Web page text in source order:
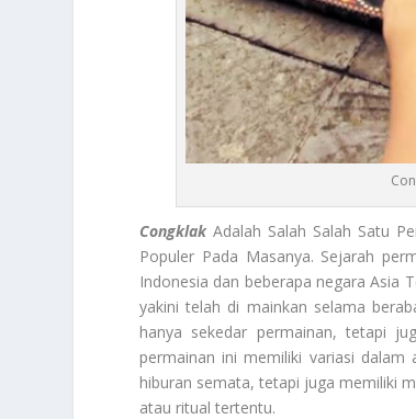
CongklakAdalah Salah Salah Satu
Populer Pada Masanya. Sejarah
Indonesia dan beberapa negara Asia
yakini telah di mainkan selama
hanya sekedar permainan, tetapi
permainan ini memiliki variasi
hiburan semata, tetapi juga memiliki
atau ritual tertentu.